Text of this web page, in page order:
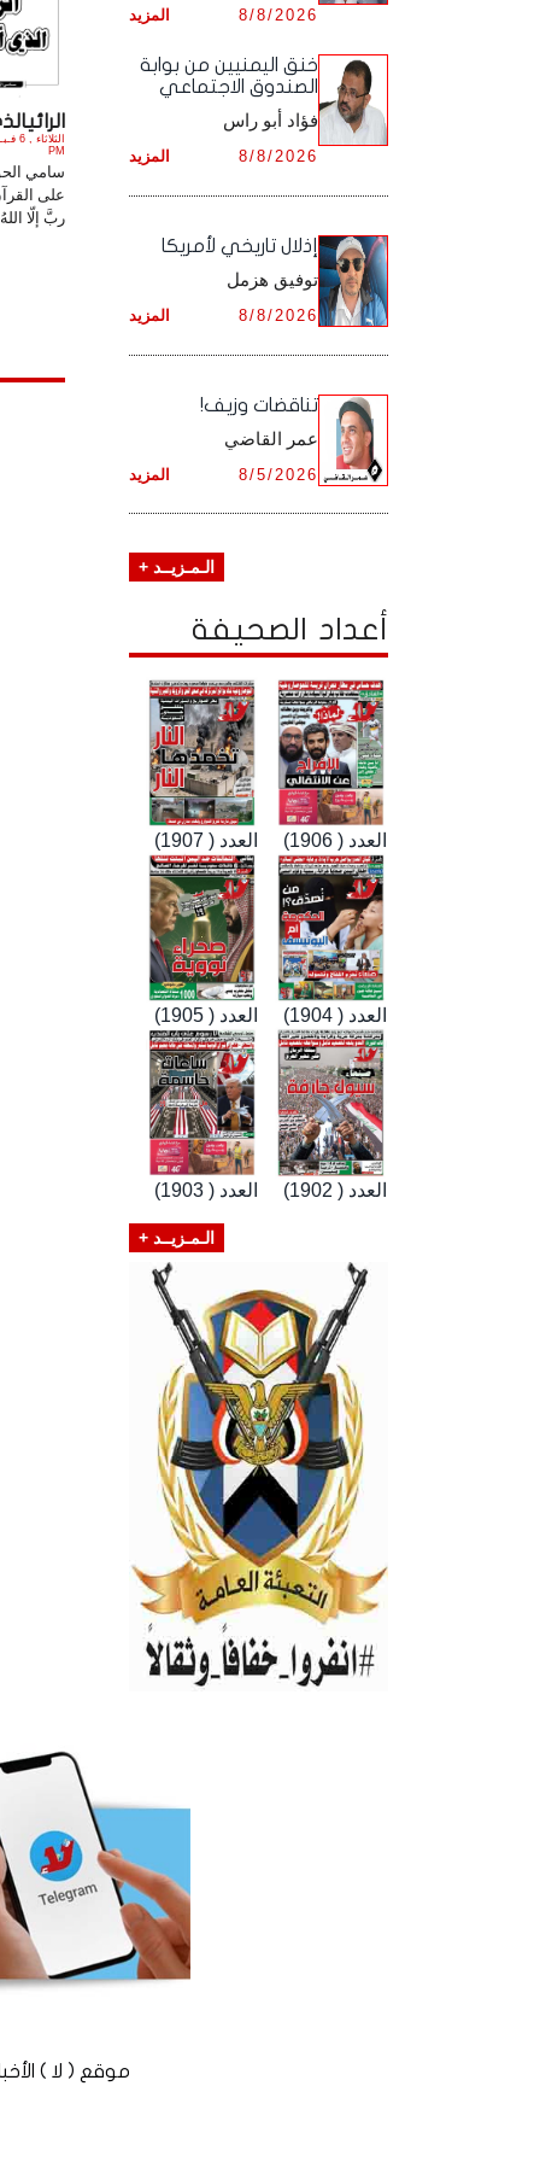
PM
سامي
على
ربَّ إلّا
أرشيف شهر ديـسـمـبـر ,
المزيد 8/8/2026
خنق اليمنيين من بوابة
الصندوق الاجتماعي
فؤاد أبو راس
المزيد 8/8/2026
إذلال تاريخي لأمريكا
توفيق هزمل
المزيد 8/8/2026
تناقضات وزيف!
عمر القاضي
المزيد 8/5/2026
الـمـزيــد +
أعداد الصحيفة
العدد ( 1907) العدد ( 1906)
العدد ( 1905) العدد ( 1904)
العدد ( 1903) العدد ( 1902)
الـمـزيــد +
موقع ( لا ) الأخباري المستقل ©